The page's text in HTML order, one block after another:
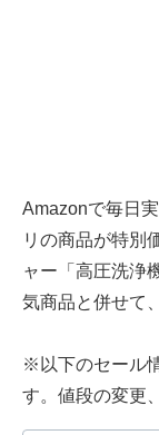
Amazonで毎日
リの商品が特別
ャー「高圧洗浄
気商品と併せて
※以下のセール
す。値段の変更